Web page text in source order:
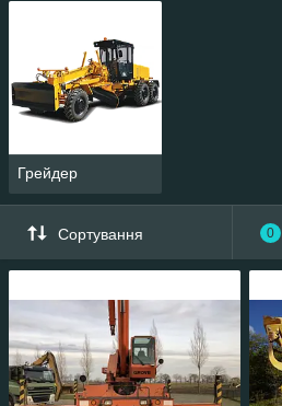
Грейдер
Сортування 0